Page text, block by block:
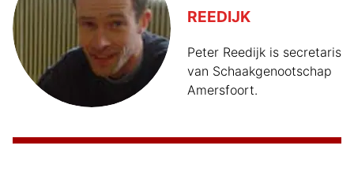
REEDIJK
Peter Reedijk is secretaris
van Schaakgenootschap
Amersfoort.